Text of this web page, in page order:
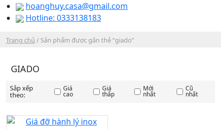
hoanghuy.casa@gmail.com
Hotline: 0333138183
Trang chủ / Sản phẩm được gắn thẻ “giado”
GIADO
Sắp xếp
theo:
Giá
cao
Giá
thấp
Mới
nhất
Cũ
nhất
SALE